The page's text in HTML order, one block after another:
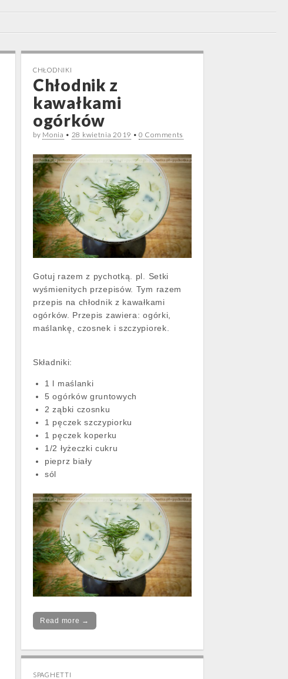
CHŁODNIKI
Chłodnik z
kawałkami
ogórków
by Monia • 28 kwietnia 2019 •0 Comments
Gotuj razem z pychotką. pl. Setki
wyśmienitych przepisów. Tym razem
przepis na chłodnik z kawałkami
ogórków. Przepis zawiera: ogórki,
maślankę, czosnek i szczypiorek.
Składniki:
1 l maślanki
5 ogórków gruntowych
2 ząbki czosnku
1 pęczek szczypiorku
1 pęczek koperku
1/2 łyżeczki cukru
pieprz biały
sól
Read more →
SPAGHETTI